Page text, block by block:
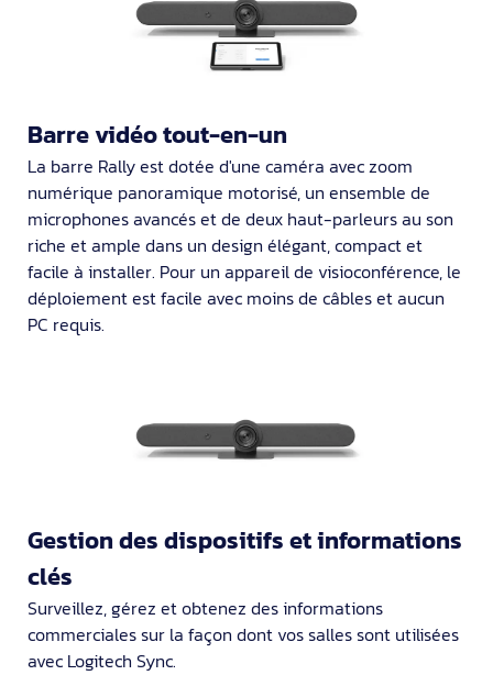
Barre vidéo tout-en-un
La barre Rally est dotée d'une caméra avec zoom
numérique panoramique motorisé, un ensemble de
microphones avancés et de deux haut-parleurs au son
riche et ample dans un design élégant, compact et
facile à installer. Pour un appareil de visioconférence, le
déploiement est facile avec moins de câbles et aucun
PC requis.
Gestion des dispositifs et informations
clés
Surveillez, gérez et obtenez des informations
commerciales sur la façon dont vos salles sont utilisées
avec Logitech Sync.